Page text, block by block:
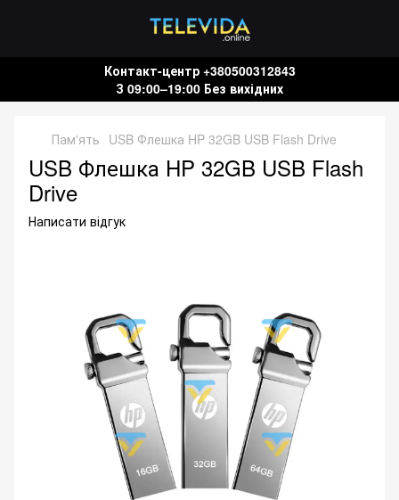
Контакт-центр +380500312843
З 09:00–19:00 Без вихідних
Пам'ять USB Флешка HP 32GB USB Flash Drive
USB Флешка HP 32GB USB Flash
Drive
Написати відгук